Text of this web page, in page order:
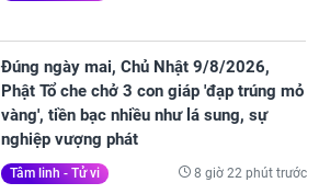
Đúng ngày mai, Chủ Nhật 9/8/2026,
Phật Tổ che chở 3 con giáp 'đạp trúng mỏ
vàng', tiền bạc nhiều như lá sung, sự
nghiệp vượng phát
Tâm linh - Tử vi 8 giờ 22 phút trước